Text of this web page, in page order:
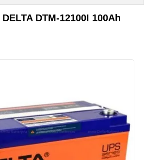
DTМ-12100I 100Ah